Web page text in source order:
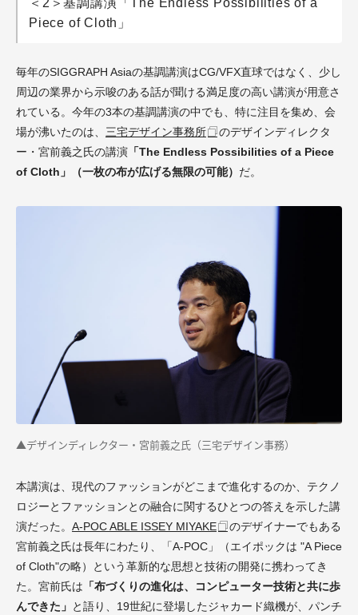
＜2＞基調講演「The Endless Possibilities of a
Piece of Cloth」
毎年のSIGGRAPH Asiaの基調講演はCG/VFX直球ではなく、少し
周辺の業界から示唆のある話が聞ける満足度の高い講演が用意さ
れている。今年の3本の基調講演の中でも、特に注目を集め、会
場が沸いたのは、 三宅デザイン事務所
のデザインディレクタ
ー・宮前義之氏の講演 「The Endless Possibilities of a Piece
of Cloth」（一枚の布が広げる無限の可能） だ。
▲デザインディレクター・宮前義之氏（三宅デザイン事務）
本講演は、現代のファッションがどこまで進化するのか、テクノ
ロジーとファッションとの融合に関するひとつの答えを示した講
演だった。 A-POC ABLE ISSEY MIYAKE
のデザイナーでもある
宮前義之氏は長年にわたり、「A-POC」（エイポックは "A Piece
of Cloth"の略）という革新的な思想と技術の開発に携わってき
た。宮前氏は 「布づくりの進化は、コンピューター技術と共に歩
んできた」 と語り、19世紀に登場したジャカード織機が、パンチ